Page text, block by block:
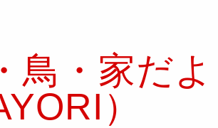
鳥・家だ
）